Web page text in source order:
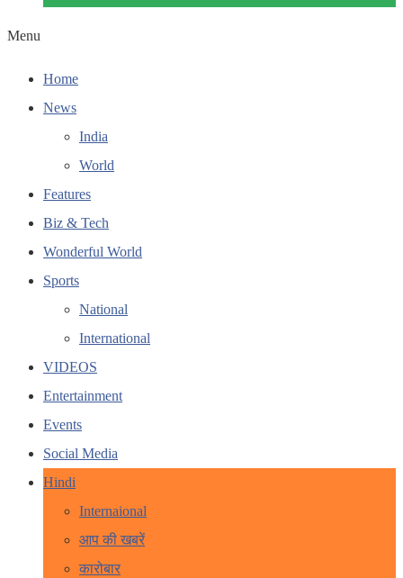
Menu
Home
News
India
World
Features
Biz & Tech
Wonderful World
Sports
National
International
VIDEOS
Entertainment
Events
Social Media
Hindi
Internaional
आप की खबरें
कारोबार